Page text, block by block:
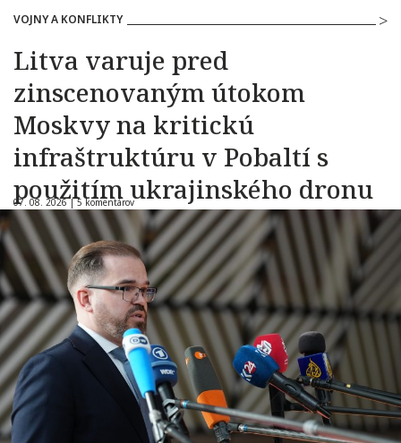
VOJNY A KONFLIKTY
Litva varuje pred
zinscenovaným útokom
Moskvy na kritickú
infraštruktúru v Pobaltí s
použitím ukrajinského dronu
07. 08. 2026 |5 komentárov